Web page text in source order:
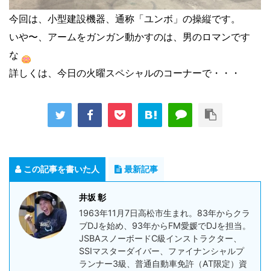
今回は、小型建設機器、通称「ユンボ」の操縦です。
いや〜、アームをガンガン動かすのは、男のロマンです
な
詳しくは、今日の火曜スペシャルのコーナーで・・・
この記事を書いた人 最新記事
井坂 彰
1963年11月7日高松市生まれ。83年からクラ
ブDJを始め、93年からFM愛媛でDJを担当。
JSBAスノーボードC級インストラクター、
SSIマスターダイバー、ファイナンシャルプ
ランナー3級、普通自動車免許（AT限定）資